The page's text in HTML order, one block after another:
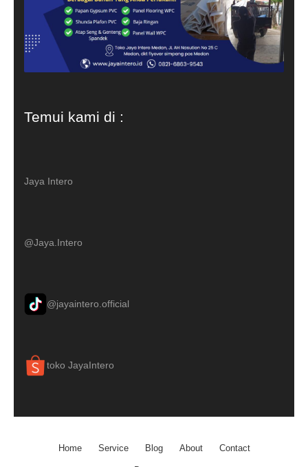
Temui kami di :
Jaya Intero
@Jaya.Intero
@jayaintero.official
toko JayaIntero
Home Service Blog About Contact